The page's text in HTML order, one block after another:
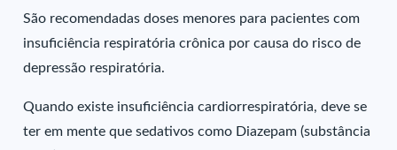
São recomendadas doses menores para pacientes com
insuficiência respiratória crônica por causa do risco de
depressão respiratória.
Quando existe insuficiência cardiorrespiratória, deve se
ter em mente que sedativos como Diazepam (substância